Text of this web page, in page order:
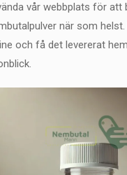
vår webbplats för att
när som
och få det levererat